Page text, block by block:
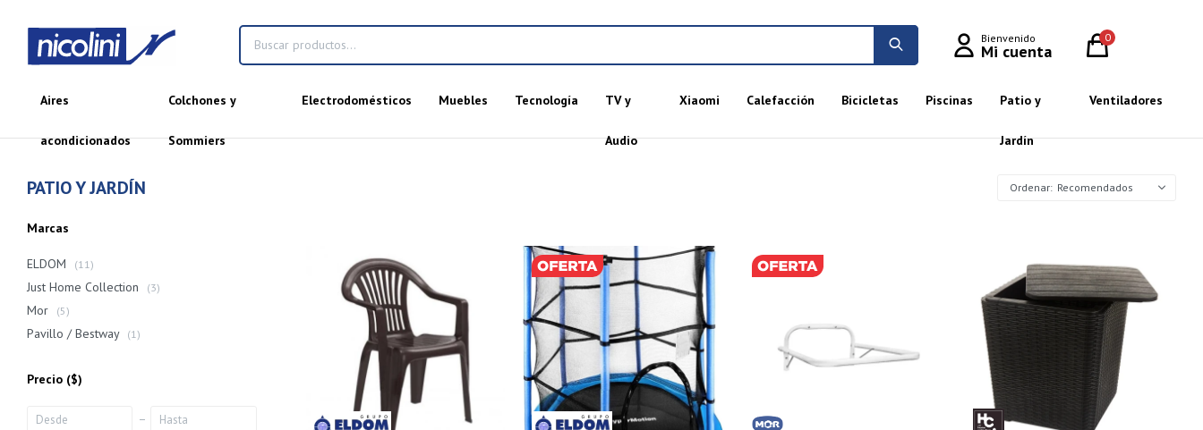
Aires
acondicionados
Colchones y
Sommiers
Electrodomésticos Muebles Tecnología TV y
Audio
Xiaomi Calefacción Bicicletas Piscinas Patio y
Jardín
Ventiladores
0
PATIO Y JARDÍN Recomendados
Marcas
ELDOM (11)
Just Home Collection (3)
Mor (5)
Pavillo / Bestway (1)
Precio ($)